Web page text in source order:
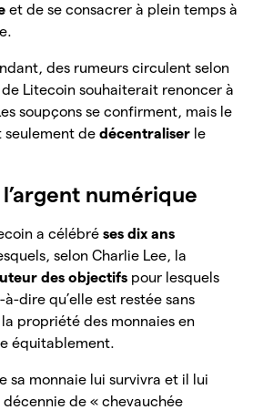
et de se consacrer à plein temps à
des rumeurs circulent selon
Litecoin souhaiterait renoncer à
soupçons se confirment, mais le
seulement de décentraliser le
numérique
a célébré ses dix ans
selon Charlie Lee, la
des objectifs pour lesquels
dire qu’elle est restée sans
propriété des monnaies en
équitablement.
sa monnaie lui survivra et il lui
de « chevauchée